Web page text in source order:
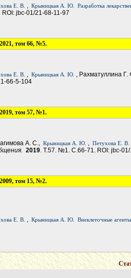
Е. В. , Крыницкая А. Ю. Разработка
ROI: jbc-01/21-68-11-97
том 66, №5.
Е. В. , Крыницкая А. Ю. , Рахматуллина Г.
66-5-104
том 57, №1.
А. С., Крыницкая А. Ю. , Петухова Е. В.
2019. Т.57. №1. С.66-71. ROI: jbc-
том 15, №2.
Е. В. , Крыницкая А. Ю. Внеклеточные